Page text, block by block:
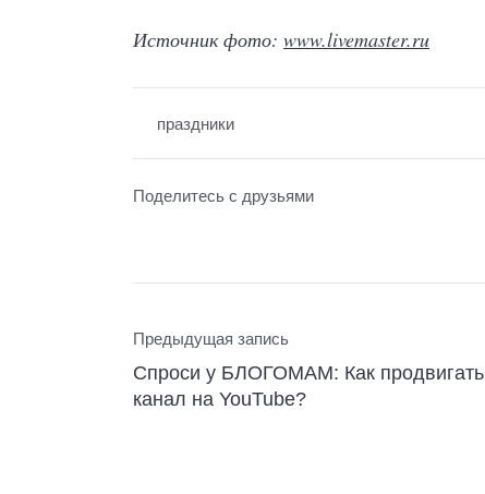
Источник фото: www.livemaster.ru
праздники
Поделитесь с друзьями
Предыдущая запись
Спроси у БЛОГОМАМ: Как продвигать
канал на YouTube?